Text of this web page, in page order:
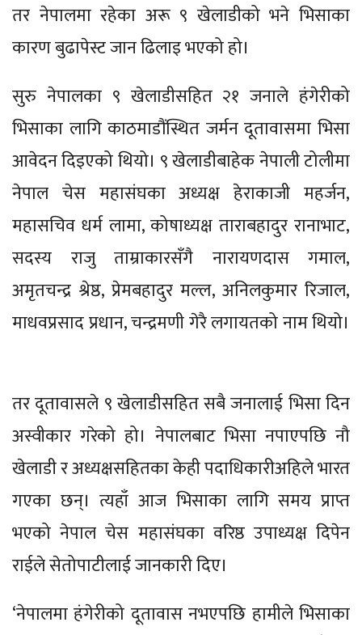
तर नेपालमा रहेका अरू ९ खेलाडीको भने भिसाका
कारण बुढापेस्ट जान ढिलाइ भएको हो।
सुरु नेपालका ९ खेलाडीसहित २१ जनाले हंगेरीको
भिसाका लागि काठमाडौंस्थित जर्मन दूतावासमा भिसा
आवेदन दिइएको थियो। ९ खेलाडीबाहेक नेपाली टोलीमा
नेपाल चेस महासंघका अध्यक्ष हेराकाजी महर्जन,
महासचिव धर्म लामा, कोषाध्यक्ष ताराबहादुर रानाभाट,
सदस्य राजु ताम्राकारसँगै नारायणदास गमाल,
अमृतचन्द्र श्रेष्ठ, प्रेमबहादुर मल्ल, अनिलकुमार रिजाल,
माधवप्रसाद प्रधान, चन्द्रमणी गेरै लगायतको नाम थियो।
तर दूतावासले ९ खेलाडीसहित सबै जनालाई भिसा दिन
अस्वीकार गरेको हो। नेपालबाट भिसा नपाएपछि नौ
खेलाडी र अध्यक्षसहितका केही पदाधिकारीअहिले भारत
गएका छन्। त्यहाँ आज भिसाका लागि समय प्राप्त
भएको नेपाल चेस महासंघका वरिष्ठ उपाध्यक्ष दिपेन
राईले सेतोपाटीलाई जानकारी दिए।
‘नेपालमा हंगेरीको दूतावास नभएपछि हामीले भिसाका